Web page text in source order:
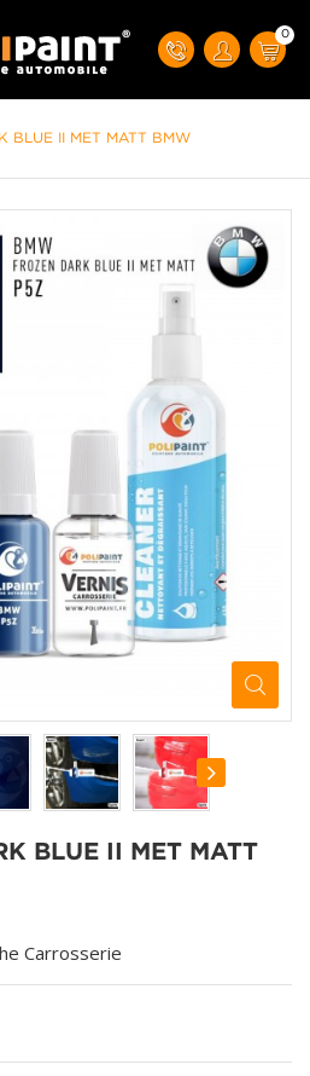
0
BLUE II MET MATT BMW
BLUE II MET MATT
Carrosserie